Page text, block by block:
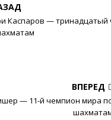
Каспаров — тринадцатый
ВПЕРЕД
— 11-й чемпион мира